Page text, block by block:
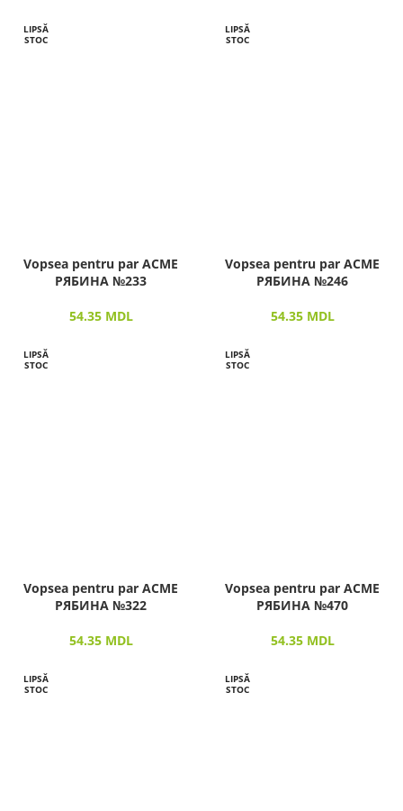
LIPSĂ
STOC
Vopsea pentru par ACME
РЯБИНА №233
54.35 MDL
LIPSĂ
STOC
Vopsea pentru par ACME
РЯБИНА №246
54.35 MDL
LIPSĂ
STOC
Vopsea pentru par ACME
РЯБИНА №322
54.35 MDL
LIPSĂ
STOC
Vopsea pentru par ACME
РЯБИНА №470
54.35 MDL
LIPSĂ
STOC
LIPSĂ
STOC